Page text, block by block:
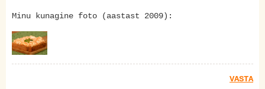
Minu kunagine foto (aastast 2009):
VASTA